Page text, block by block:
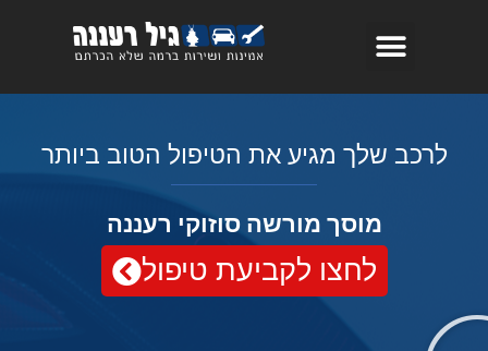
לרכב שלך מגיע את הטיפול הטוב ביותר
מוסך מורשה סוזוקי רעננה
לחצו לקביעת טיפול